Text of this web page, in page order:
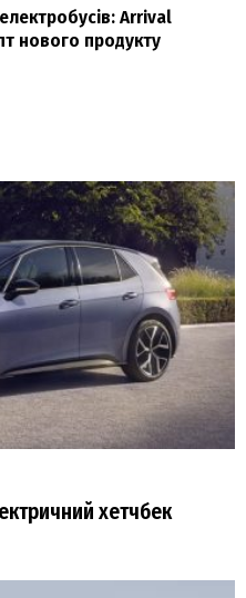
Arrival
нового продукту
хетчбек